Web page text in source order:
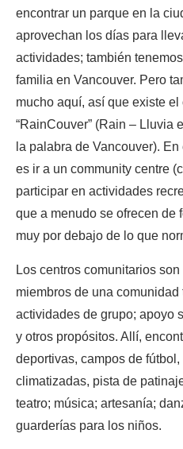
encontrar un parque en la
aprovechan los días para
actividades; también
familia en Vancouver. Pero
mucho aquí, así que existe
“RainCouver” (Rain – Lluvia
la palabra de Vancouver).
es ir a un community centre
participar en actividades
que a menudo se ofrecen de
muy por debajo de lo que
Los centros comunitarios
miembros de una
actividades de grupo; apoyo
y otros propósitos. Allí,
deportivas, campos de
climatizadas, pista de
teatro; música; artesanía;
guarderías para los niños.